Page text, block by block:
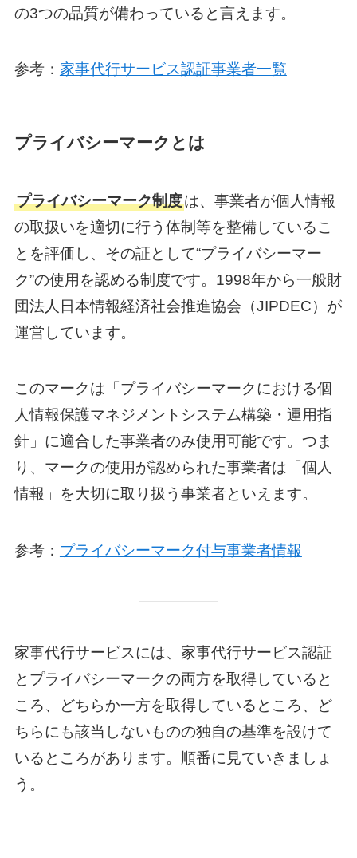
の3つの品質が備わっていると言えます。
参考： 家事代行サービス認証事業者一覧
プライバシーマークとは
プライバシーマーク制度は、事業者が個人情報
の取扱いを適切に行う体制等を整備しているこ
とを評価し、その証として“プライバシーマー
ク”の使用を認める制度です。1998年から一般財
団法人日本情報経済社会推進協会（JIPDEC）が
運営しています。
このマークは「プライバシーマークにおける個
人情報保護マネジメントシステム構築・運用指
針」に適合した事業者のみ使用可能です。つま
り、マークの使用が認められた事業者は「個人
情報」を大切に取り扱う事業者といえます。
参考： プライバシーマーク付与事業者情報
家事代行サービスには、家事代行サービス認証
とプライバシーマークの両方を取得していると
ころ、どちらか一方を取得しているところ、ど
ちらにも該当しないものの独自の基準を設けて
いるところがあります。順番に見ていきましょ
う。